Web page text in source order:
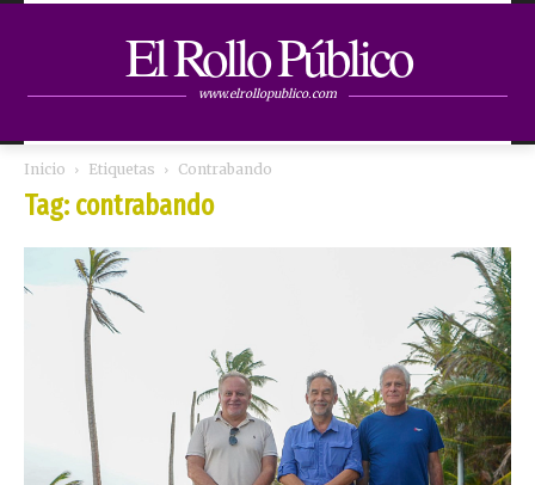
El Rollo Público
www.elrollopublico.com
Inicio Etiquetas Contrabando
Tag: contrabando